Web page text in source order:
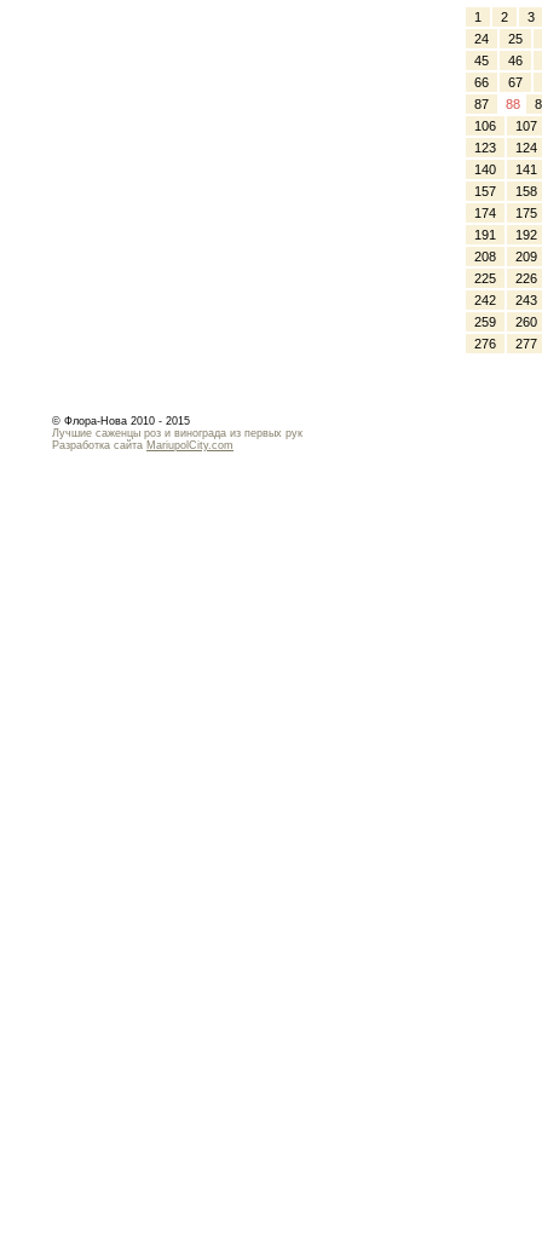
1 2
3
24
25
45
46
66
67
87
88
106
107
123
124
140
141
157
158
174
175
191
192
208
209
225
226
242
243
259
260
276
277
© Флора-Нова 2010 - 2015
Лучшие саженцы роз и винограда из первых рук
Разработка сайта MariupolCity.com